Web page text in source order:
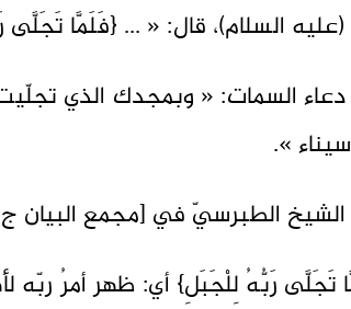
(عليه السلام)، قال: « ... {فَلَمَّا
السمات: « وبمجدك الذي
».
الطبرسيّ في [مجمع البيان ج4 ص352]:
تَجَلَّى رَبُّهُ لِلْجَبَلِ} أي: ظهر أمرُ